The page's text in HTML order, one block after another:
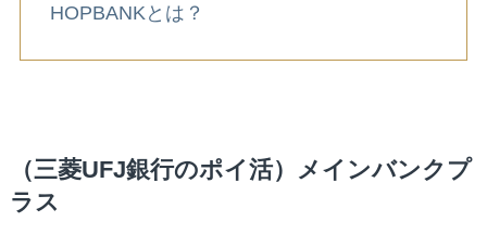
HOPBANKとは？
（三菱UFJ銀行のポイ活）メインバンクプ
ラス